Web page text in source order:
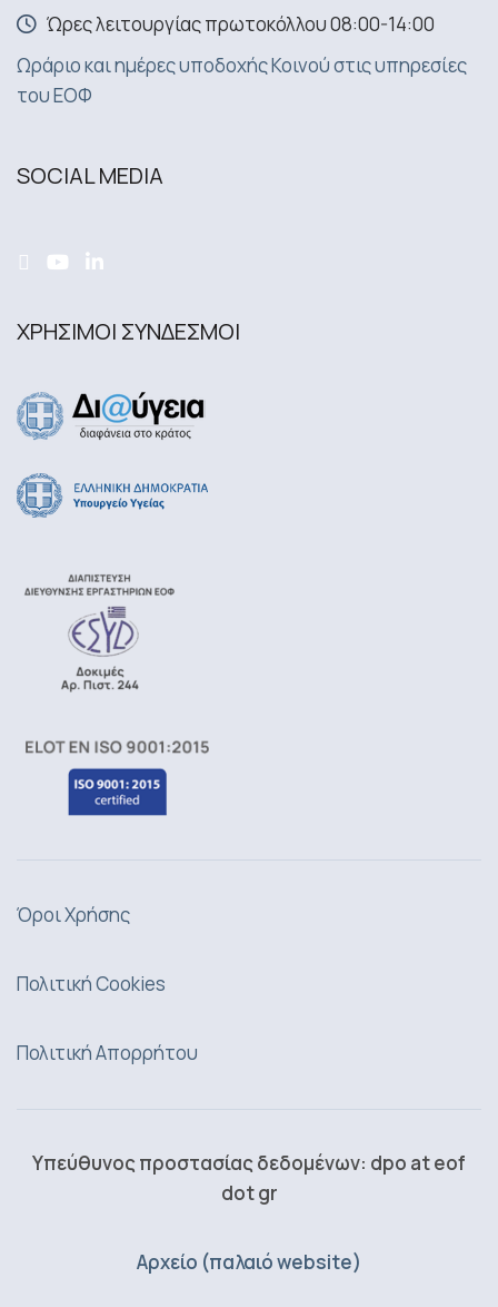
Ώρες λειτουργίας πρωτοκόλλου 08:00-14:00
Ωράριο και ημέρες υποδοχής Κοινού στις υπηρεσίες
του ΕΟΦ
SOCIAL MEDIA
ΧΡΗΣΙΜΟΙ ΣΥΝΔΕΣΜΟΙ
Όροι Χρήσης
Πολιτική Cookies
Πολιτική Απορρήτου
Υπεύθυνος προστασίας δεδομένων: dpo at eof
dot gr
Αρχείο (παλαιό website)